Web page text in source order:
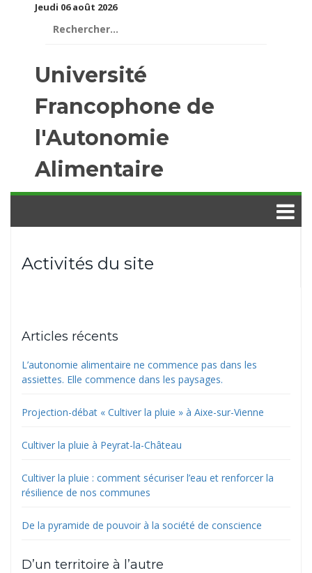
Jeudi 06 août 2026
Université
Francophone de
l'Autonomie
Alimentaire
Activités du site
Articles récents
L’autonomie alimentaire ne commence pas dans les
assiettes. Elle commence dans les paysages.
Projection-débat « Cultiver la pluie » à Aixe-sur-Vienne
Cultiver la pluie à Peyrat-la-Château
Cultiver la pluie : comment sécuriser l’eau et renforcer la
résilience de nos communes
De la pyramide de pouvoir à la société de conscience
D’un territoire à l’autre